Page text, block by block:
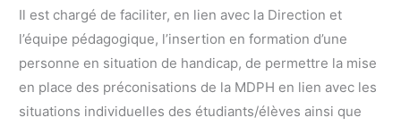
Il est chargé de faciliter, en lien avec la Direction et
l’équipe pédagogique, l’insertion en formation d’une
personne en situation de handicap, de permettre la mise
en place des préconisations de la MDPH en lien avec les
situations individuelles des étudiants/élèves ainsi que